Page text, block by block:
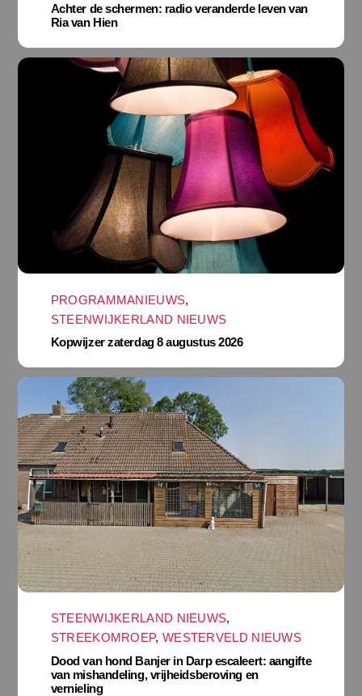
Achter de schermen: radio veranderde leven van
Ria van Hien
PROGRAMMANIEUWS,
STEENWIJKERLAND NIEUWS
Kopwijzer zaterdag 8 augustus 2026
STEENWIJKERLAND NIEUWS,
STREEKOMROEP, WESTERVELD NIEUWS
Dood van hond Banjer in Darp escaleert: aangifte
van mishandeling, vrijheidsberoving en
vernieling